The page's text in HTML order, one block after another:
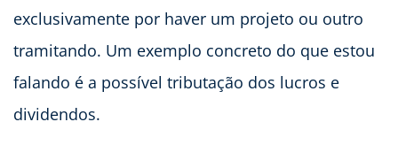
exclusivamente por haver um projeto ou outro
tramitando. Um exemplo concreto do que estou
falando é a possível tributação dos lucros e
dividendos.